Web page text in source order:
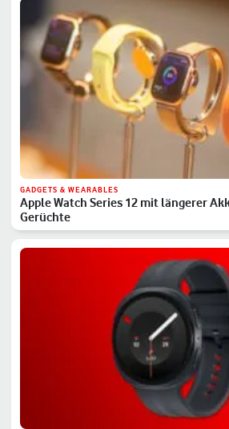
GADGETS & WEARABLES
Apple Watch Series 12 mit längerer
Gerüchte